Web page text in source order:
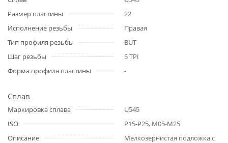
Размер пластины
22
Исполнение резьбы
Правая
Тип профиля резьбы
BUT
Шаг резьбы
5 TPI
Форма профиля пластины
-
Сплав
Маркировка сплава
U545
ISO
P15-P25, M05-M25
Описание
Мелкозернистая подложка с